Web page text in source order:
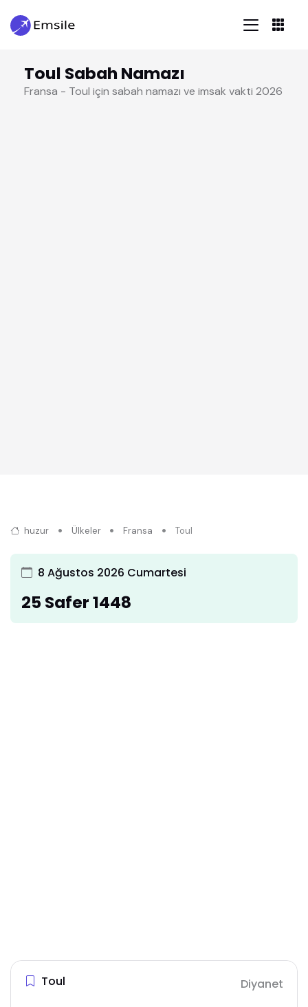
Toul Sabah Namazı
Fransa - Toul için sabah namazı ve imsak vakti 2026
huzur Ülkeler Fransa Toul
8 Ağustos 2026 Cumartesi
25 Safer 1448
Toul Diyanet